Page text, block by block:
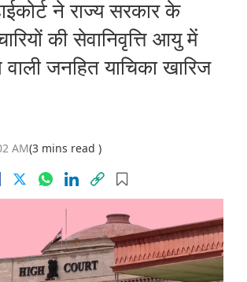
ने राज्य सरकार के
की सेवानिवृत्ति आयु में
वाली जनहित याचिका खारिज
AM(3 mins read )